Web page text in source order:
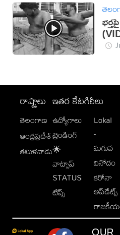
రాష్ట్రాలు
తెలంగాణ
ఆంధ్రప్రదేశ్
తమిళనాడు
ఇతర కేటగిరీలు
ఉద్యోగాలు
ట్రెండింగ్
🌟
వాట్సాప్
STATUS
టిప్స్
Lokal
-
మగువ
వినోదం
కరోనా
అప్‌డేట్స్
OUR